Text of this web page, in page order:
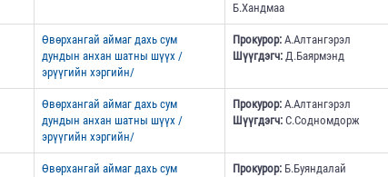
Б.Хандмаа
Өвөрхангай аймаг дахь сум
дундын анхан шатны шүүх /
эрүүгийн хэргийн/
Прокурор:А.Алтангэрэл
Шүүгдэгч:Д.Баярмэнд
Өвөрхангай аймаг дахь сум
дундын анхан шатны шүүх /
эрүүгийн хэргийн/
Прокурор:А.Алтангэрэл
Шүүгдэгч:С.Содномдорж
Өвөрхангай аймаг дахь сум
Прокурор:Б.Буяндалай